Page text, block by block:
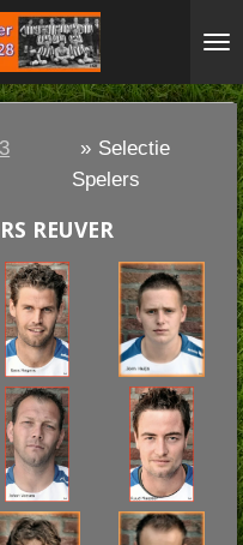
» Selectie
Spelers
REUVER